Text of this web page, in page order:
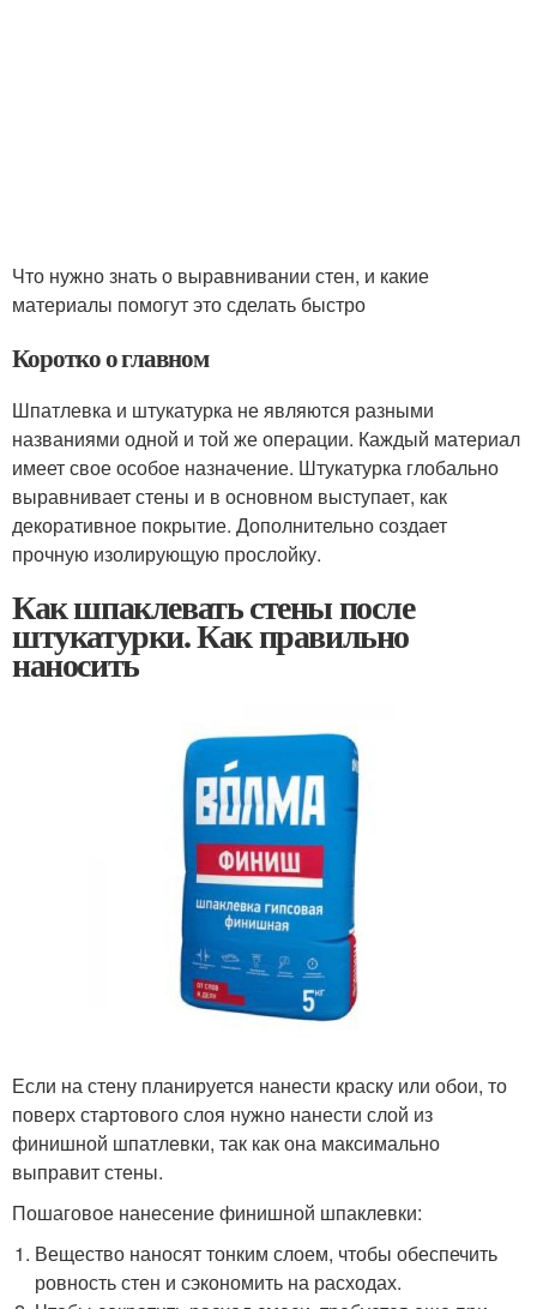
Что нужно знать о выравнивании стен, и какие
материалы помогут это сделать быстро
Коротко о главном
Шпатлевка и штукатурка не являются разными
названиями одной и той же операции. Каждый материал
имеет свое особое назначение. Штукатурка глобально
выравнивает стены и в основном выступает, как
декоративное покрытие. Дополнительно создает
прочную изолирующую прослойку.
Как шпаклевать стены после
штукатурки. Как правильно
наносить
Если на стену планируется нанести краску или обои, то
поверх стартового слоя нужно нанести слой из
финишной шпатлевки, так как она максимально
выправит стены.
Пошаговое нанесение финишной шпаклевки:
Вещество наносят тонким слоем, чтобы обеспечить
ровность стен и сэкономить на расходах.